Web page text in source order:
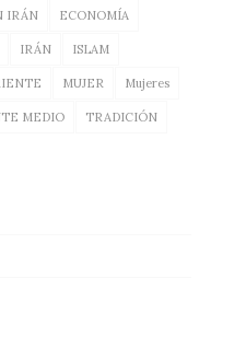
IRÁN ECONOMÍA
IRÁN ISLAM
MUJER Mujeres
MEDIO TRADICIÓN